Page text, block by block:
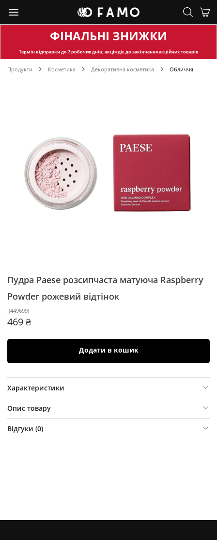
ФІНАЛЬНІ ЗНИЖКИ
Термін відправкидо 7 робочих днів, акція діє до закінчення акційних товарів
Продукти Косметика Декоративна косметика Обличчя
Пудра Paese розсипчаста матуюча Raspberry
Powder рожевий відтінок
(449699)
469 ₴
Додати в кошик
Характеристики
Опис товару
Відгуки (0)